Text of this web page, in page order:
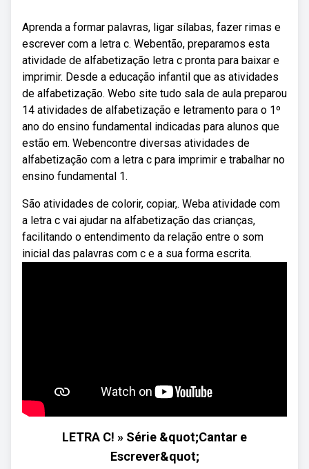
Aprenda a formar palavras, ligar sílabas, fazer rimas e
escrever com a letra c. Webentão, preparamos esta
atividade de alfabetização letra c pronta para baixar e
imprimir. Desde a educação infantil que as atividades
de alfabetização. Webo site tudo sala de aula preparou
14 atividades de alfabetização e letramento para o 1º
ano do ensino fundamental indicadas para alunos que
estão em. Webencontre diversas atividades de
alfabetização com a letra c para imprimir e trabalhar no
ensino fundamental 1.
São atividades de colorir, copiar,. Weba atividade com
a letra c vai ajudar na alfabetização das crianças,
facilitando o entendimento da relação entre o som
inicial das palavras com c e a sua forma escrita.
LETRA C! » Série &quot;Cantar e
Escrever&quot;